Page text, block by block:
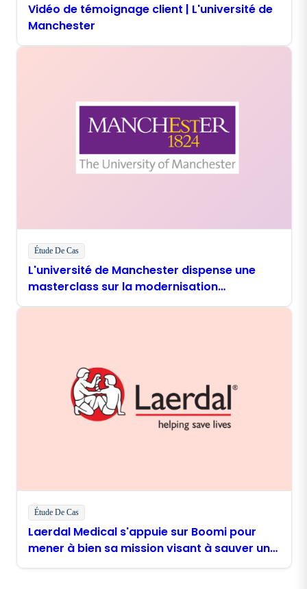
Vidéo de témoignage client | L'université de
Manchester
Étude De Cas
L'université de Manchester dispense une
masterclass sur la modernisation
numérique avec Boomi
Étude De Cas
Laerdal Medical s'appuie sur Boomi pour
mener à bien sa mission visant à sauver un
million de vies